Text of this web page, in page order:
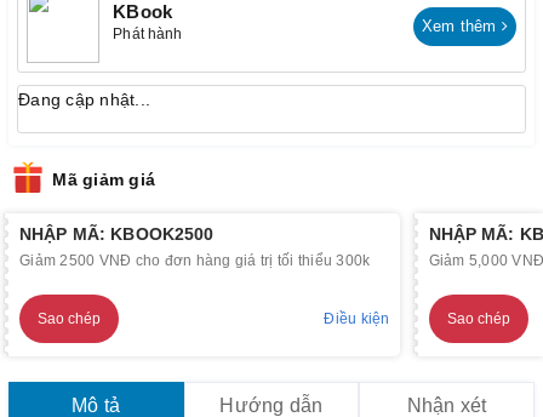
KBook
Phát hành Xem thêm
Đang cập nhật...
Mã giảm giá
NHẬP MÃ: KBOOK2500
Giảm 2500 VNĐ cho đơn hàng giá trị tối thiểu 300k
Sao chép Điều kiện
NHẬP MÃ:
Giảm 5,000
Sao chép
Mô tả Hướng dẫn Nhận xét